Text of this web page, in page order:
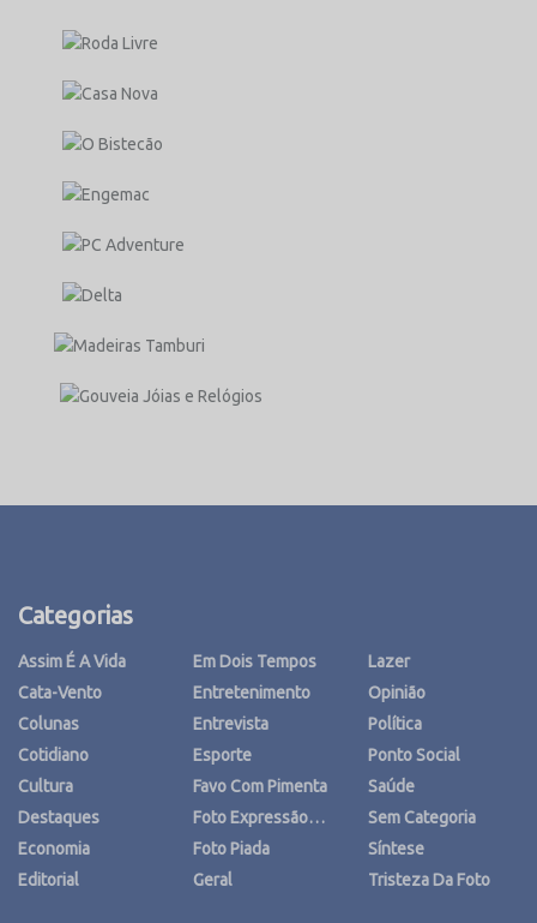
Categorias
Assim É A Vida
Cata-Vento
Colunas
Cotidiano
Cultura
Destaques
Economia
Editorial
Em Dois Tempos
Entretenimento
Entrevista
Esporte
Favo Com Pimenta
Foto Expressão…
Foto Piada
Geral
Lazer
Opinião
Política
Ponto Social
Saúde
Sem Categoria
Síntese
Tristeza Da Foto